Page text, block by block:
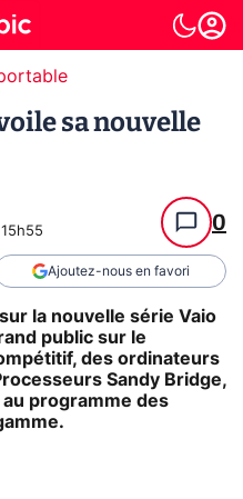
sa nouvelle
0
Ajoutez-nous en favori
la nouvelle série Vaio
public sur le
des ordinateurs
Sandy Bridge,
programme des